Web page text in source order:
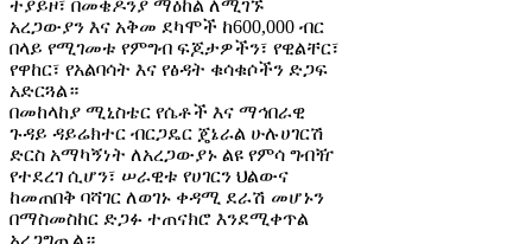
ተያይዞ፣ በመቄዶንያ ማዕከል ለሚገኙ
አረጋውያን እና አቅመ ደካሞች ከ600,000 ብር
በላይ የሚገመቱ የምግብ ፍጆታዎችን፣ የዊልቸር፣
የዋከር፣ የአልባሳት እና የፅዳት ቁሳቁሶችን ድጋፍ
አድርጓል።
በመከላከያ ሚኒስቴር የሴቶች እና ማኅበራዊ
ጉዳይ ዳይሬክተር ብርጋዴር ጄኔራል ሁሉሀገርሽ
ድርስ አማካኝነት ለአረጋውያኑ ልዩ የምሳ ግብዥ
የተደረገ ሲሆን፣ ሠራዊቱ የሀገርን ህልውና
ከመጠበቅ ባሻገር ለወገኑ ቀዳሚ ደራሽ መሆኑን
በማስመስከር ድጋፉ ተጠናክሮ እንደሚቀጥል
አረጋግጧል።